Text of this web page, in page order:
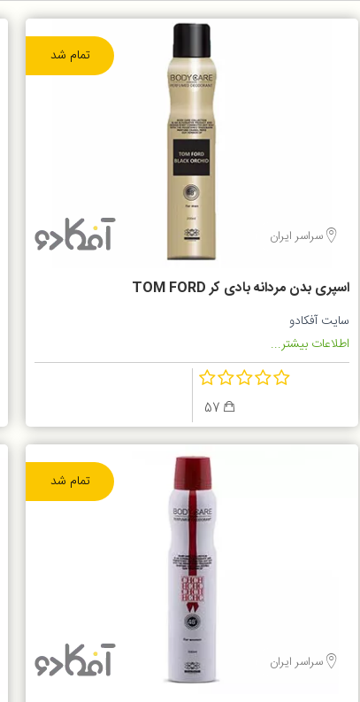
تمام شد
سراسر ایران
اسپری بدن مردانه بادی کر TOM FORD
BLACK ORCHID
سایت آفکادو
اطلاعات بیشتر...
تمام شد
سراسر ایران